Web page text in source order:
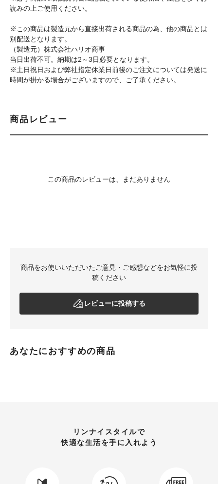
読みの上ご使用ください。
※この商品は製造元から直接出荷される商品の為、他の商品とは
別配送となります。
（製造元）株式会社ハリオ商事
当日出荷不可。納期は2～3日必要となります。
※土日祝日および弊社指定休業日前後のご注文については発送に
時間が掛かる場合がございますので、ご了承ください。
商品レビュー
この商品のレビューは、まだありません
商品をお使いいただいたご意見・ご感想などをお気軽に投
稿ください
レビューに投稿する
あなたにおすすめの商品
リンナイスタイルで
快適な生活を手に入れよう